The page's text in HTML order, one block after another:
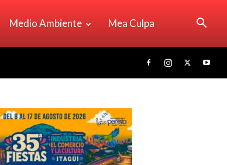
Medio Ambiente Mea Culpa